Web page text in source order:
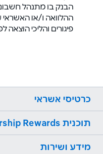
הבנק בו מתנהל
ההלוואה ו/או האשראי
פיגורים והליכי הוצאה
כרטיסי אשראי
תוכנית Membership Rewards
מידע ושירות